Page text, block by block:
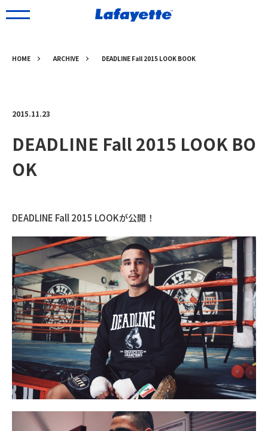
HOME ARCHIVE DEADLINE Fall 2015 LOOK BOOK
2015.11.23
DEADLINE Fall 2015 LOOK BO
OK
DEADLINE Fall 2015 LOOKが公開！